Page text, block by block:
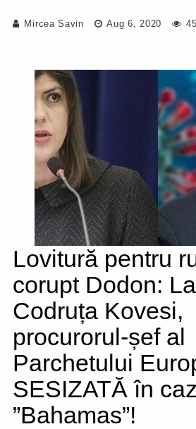
Mircea Savin Aug 6, 2020
Lovitură pentru
corupt Dodon:
Codruța Kovesi,
procurorul-șef al
Parchetului
SESIZATĂ în
”Bahamas”!